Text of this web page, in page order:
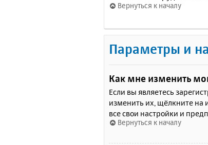
Вернуться к началу
Параметры и
Как мне изменить
Если вы являетесь
изменить их, щёлкните на
все свои настройки и
Вернуться к началу